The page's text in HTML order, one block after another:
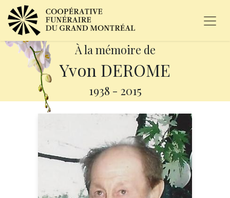
À la mémoire de
Yvon DEROME
1938 - 2015